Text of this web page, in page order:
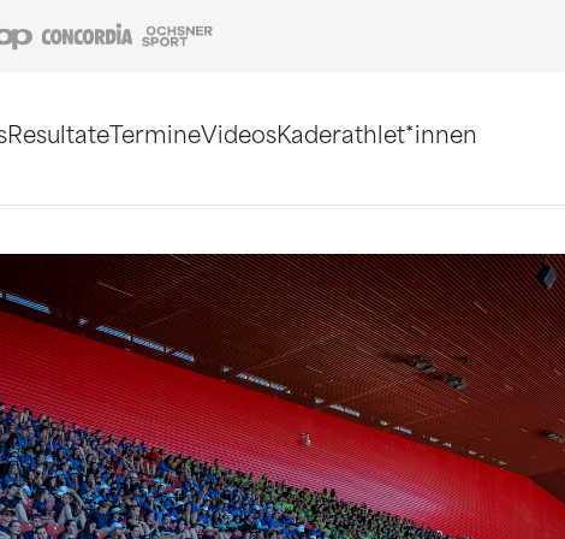
Coop Concordia
ResultateTermineVideosKaderathlet*innen